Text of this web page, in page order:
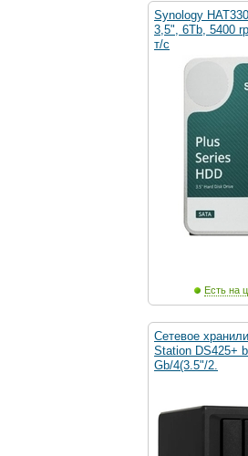
Synology
3,5", 6Tb, 5400
т/с
Есть на
Сетевое
Station DS425+
Gb/4(3.5"/2.